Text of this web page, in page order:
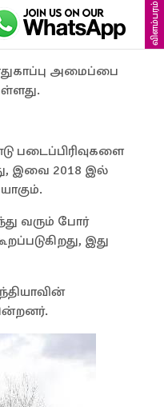
விளம்பரம்
அமைப்பை
படைப்பிரிவுகளை
இவை 2018 இல்
வரும் போர்
இது